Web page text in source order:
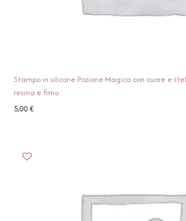
Stampo in silicone Pozione Magica con cuore e
resina e fimo
5,00€